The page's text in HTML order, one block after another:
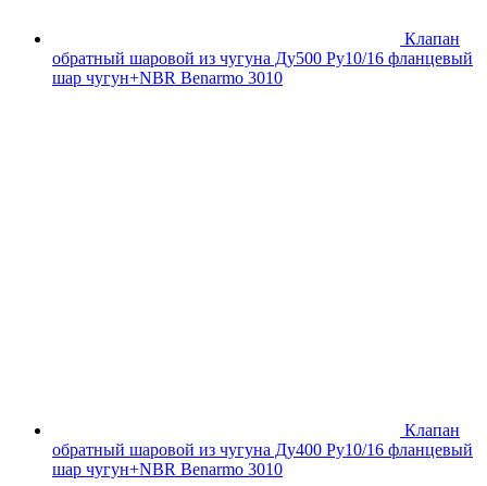
Клапан
обратный шаровой из чугуна Ду500 Ру10/16 фланцевый
шар чугун+NBR Benarmo 3010
Клапан
обратный шаровой из чугуна Ду400 Ру10/16 фланцевый
шар чугун+NBR Benarmo 3010